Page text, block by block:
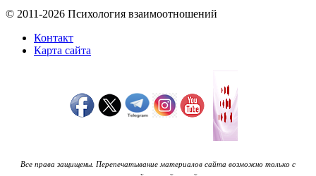
© 2011-2026 Психология взаимоотношений
Контакт
Карта сайта
Все права защищены. Перепечатывание материалов сайта возможно только с